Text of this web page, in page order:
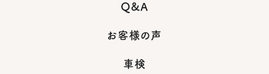
Q&A
お客様の声
車検